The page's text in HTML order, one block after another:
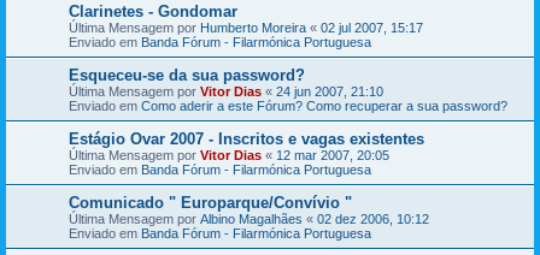
Clarinetes - Gondomar
Última Mensagem por Humberto Moreira « 02 jul 2007, 15:17
Enviado em Banda Fórum - Filarmónica Portuguesa
Esqueceu-se da sua password?
Última Mensagem por Vitor Dias « 24 jun 2007, 21:10
Enviado em Como aderir a este Fórum? Como recuperar a sua password?
Estágio Ovar 2007 - Inscritos e vagas existentes
Última Mensagem por Vitor Dias « 12 mar 2007, 20:05
Enviado em Banda Fórum - Filarmónica Portuguesa
Comunicado " Europarque/Convívio "
Última Mensagem por Albino Magalhães « 02 dez 2006, 10:12
Enviado em Banda Fórum - Filarmónica Portuguesa